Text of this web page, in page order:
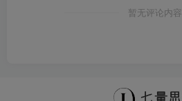
暂无评论内容